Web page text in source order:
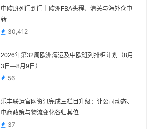
中欧班列门到门｜欧洲FBA头程、清关与海外仓中
转
30,412
2026年第32周欧洲海运及中欧班列排柜计划（8月
3日—8月9日）
56
乐丰联运官网资讯完成三栏目升级：让公司动态、
电商政策与物流变化各归其位
37